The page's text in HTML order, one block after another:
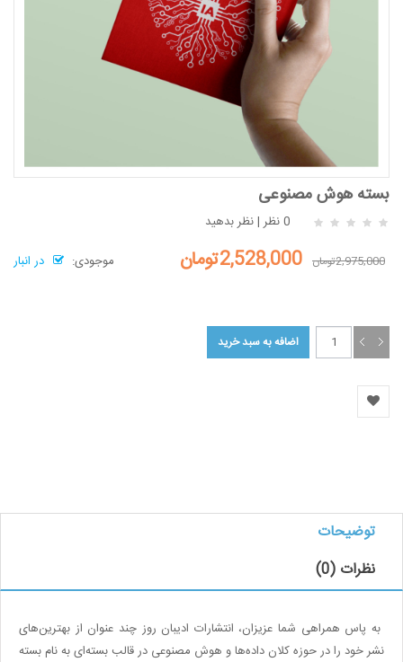
بسته هوش مصنوعی
|نظر بدهید
موجودی:
در انبار 2,975,000تومان 2,528,000تومان
توضیحات
نظرات (0)
به پاس همراهی شما عزیزان،‌ انتشارات ادیبان روز چند عنوان از بهترین‌های
نشر خود را در حوزه کلان داده‌ها و هوش مصنوعی در قالب بسته‌ای به نام بسته